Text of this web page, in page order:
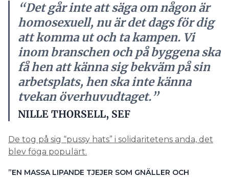
“Det går inte att säga om någon är
homosexuell, nu är det dags för dig
att komma ut och ta kampen. Vi
inom branschen och på byggena ska
få hen att känna sig bekväm på sin
arbetsplats, hen ska inte känna
tvekan överhuvudtaget.”
NILLE THORSELL, SEF
De tog på sig “pussy hats” i solidaritetens anda, det
blev föga populärt.
”EN MASSA LIPANDE TJEJER SOM GNÄLLER OCH